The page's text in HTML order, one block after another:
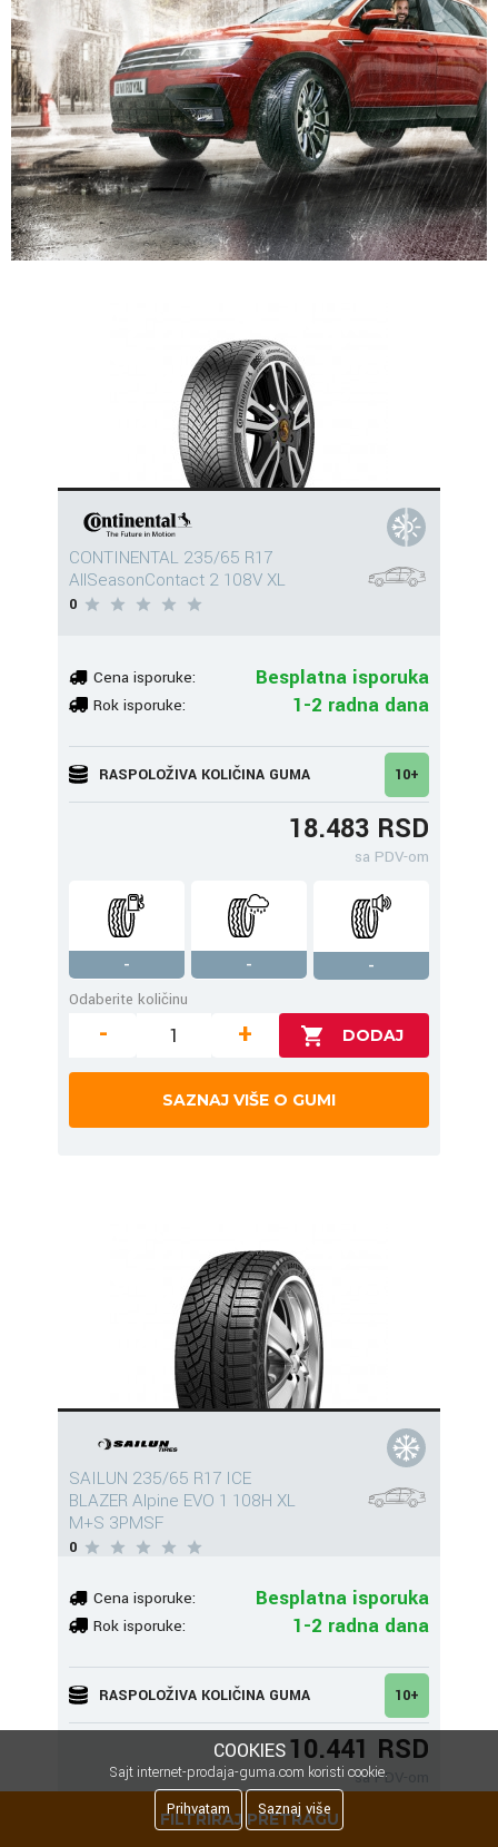
FILTRIRAJ PRETRAGU
CONTINENTAL 235/65 R17
AllSeasonContact 2 108V XL
0
Cena isporuke: Besplatna isporuka
Rok isporuke: 1-2 radna dana
RASPOLOŽIVA KOLIČINA GUMA 10+
18.483 RSD
sa PDV-om
- -
-
Odaberite količinu
- +
SAZNAJ VIŠE O GUMI
SAILUN 235/65 R17 ICE
BLAZER Alpine EVO 1 108H XL
M+S 3PMSF
0
Cena isporuke: Besplatna isporuka
Rok isporuke: 1-2 radna dana
RASPOLOŽIVA KOLIČINA GUMA 10+
10.441 RSD
sa PDV-om
COOKIES
Sajt internet-prodaja-guma.com koristi cookie.
Prihvatam
Saznaj više